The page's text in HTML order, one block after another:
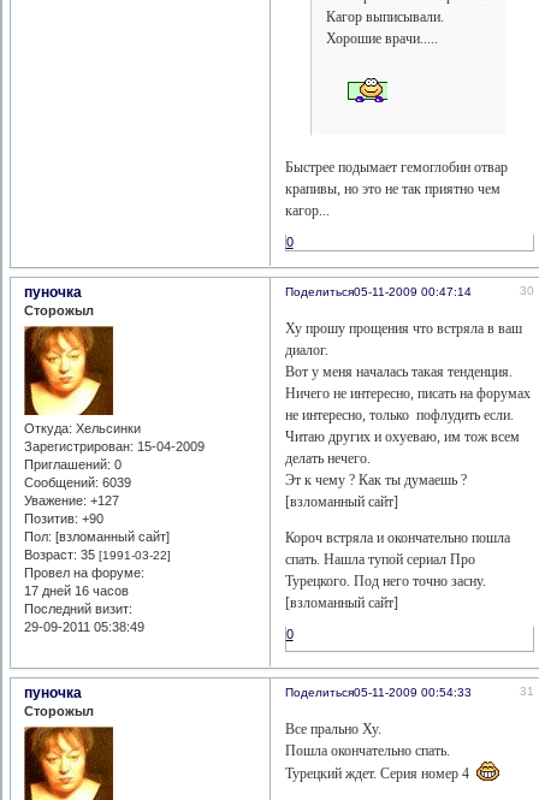
Кагор выписывали.
Хорошие врачи.....
Быстрее подымает гемоглобин отвар
крапивы, но это не так приятно чем
кагор...
0
Поделиться 30
05-11-2009 00:47:14
пуночка
Сторожыл
Откуда: Хельсинки
Зарегистрирован: 15-04-2009
Приглашений: 0
Сообщений: 6039
Уважение: +127
Позитив: +90
Пол: [взломанный сайт]
Возраст: 35[1991-03-22]
Провел на форуме:
17 дней 16 часов
Последний визит:
29-09-2011 05:38:49
Ху прошу прощения что встряла в ваш
диалог.
Вот у меня началась такая тенденция.
Ничего не интересно, писать на форумах
не интересно, только пофлудить если.
Читаю других и охуеваю, им тож всем
делать нечего.
Эт к чему ? Как ты думаешь ?
[взломанный сайт]
Короч встряла и окончательно пошла
спать. Нашла тупой сериал Про
Турецкого. Под него точно засну.
[взломанный сайт]
0
Поделиться 31
05-11-2009 00:54:33
пуночка
Сторожыл
Все прально Ху.
Пошла окончательно спать.
Турецкий ждет. Серия номер 4